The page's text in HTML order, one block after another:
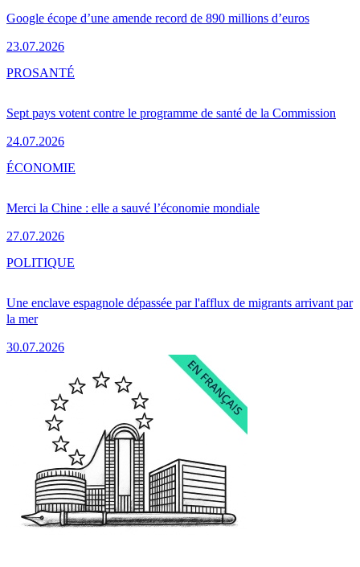
Google écope d’une amende record de 890 millions d’euros
23.07.2026
Sept pays votent contre le programme de santé de la Commission
24.07.2026
PROSANTÉ
Merci la Chine : elle a sauvé l’économie mondiale
27.07.2026
ÉCONOMIE
Une enclave espagnole dépassée par l'afflux de migrants arrivant par
la mer
30.07.2026
POLITIQUE